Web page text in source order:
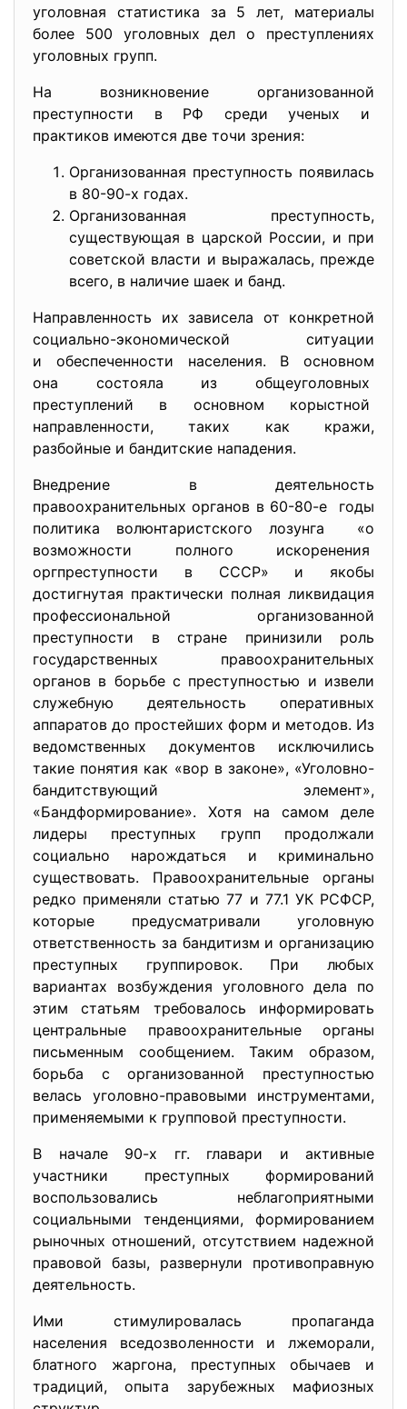
уголовная статистика за 5 лет, материалы
более 500 уголовных дел о преступлениях
уголовных групп.
На возникновение организованной
преступности в РФ среди ученых и
практиков имеются две точи зрения:
Организованная преступность появилась
в 80-90-х годах.
Организованная преступность,
существующая в царской России, и при
советской власти и выражалась, прежде
всего, в наличие шаек и банд.
Направленность их зависела от конкретной
социально-экономической ситуации
и обеспеченности населения. В основном
она состояла из общеуголовных
преступлений в основном корыстной
направленности, таких как кражи,
разбойные и бандитские нападения.
Внедрение в деятельность
правоохранительных органов в 60-80-е годы
политика волюнтаристского лозунга «о
возможности полного искоренения
оргпреступности в СССР» и якобы
достигнутая практически полная ликвидация
профессиональной организованной
преступности в стране принизили роль
государственных правоохранительных
органов в борьбе с преступностью и извели
служебную деятельность оперативных
аппаратов до простейших форм и методов. Из
ведомственных документов исключились
такие понятия как «вор в законе», «Уголовно-
бандитствующий элемент»,
«Бандформирование». Хотя на самом деле
лидеры преступных групп продолжали
социально нарождаться и криминально
существовать. Правоохранительные органы
редко применяли статью 77 и 77.1 УК РСФСР,
которые предусматривали уголовную
ответственность за бандитизм и организацию
преступных группировок. При любых
вариантах возбуждения уголовного дела по
этим статьям требовалось информировать
центральные правоохранительные органы
письменным сообщением. Таким образом,
борьба с организованной преступностью
велась уголовно-правовыми инструментами,
применяемыми к групповой преступности.
В начале 90-х гг. главари и активные
участники преступных формирований
воспользовались неблагоприятными
социальными тенденциями, формированием
рыночных отношений, отсутствием надежной
правовой базы, развернули противоправную
деятельность.
Ими стимулировалась пропаганда
населения вседозволенности и лжеморали,
блатного жаргона, преступных обычаев и
традиций, опыта зарубежных мафиозных